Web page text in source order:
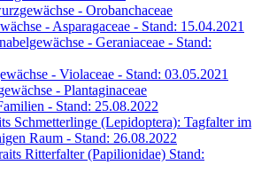
- Orobanchaceae
- Asparagaceae - Stand: 15.04.2021
- Geraniaceae - Stand:
- Violaceae - Stand: 03.05.2021
- Plantaginaceae
- Stand: 25.08.2022
Schmetterlinge (Lepidoptera): Tagfalter im
Raum - Stand: 26.08.2022
Ritterfalter (Papilionidae) Stand: